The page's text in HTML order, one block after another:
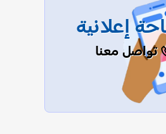
إعلانية
تواصل معنا